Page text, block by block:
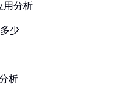
用分析
少
析